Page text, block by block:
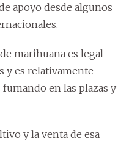
apoyo desde algunos
marihuana es legal
y es relativamente
en las plazas y
y la venta de esa